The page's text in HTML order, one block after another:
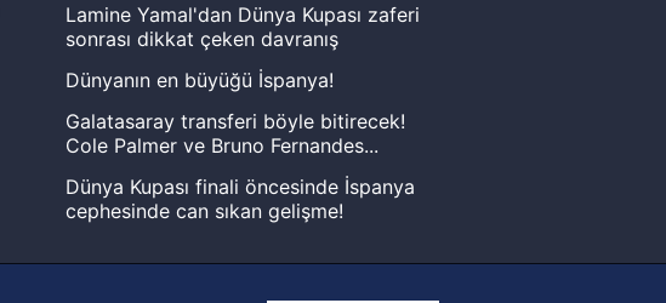
Lamine Yamal'dan Dünya Kupası zaferi
sonrası dikkat çeken davranış
Dünyanın en büyüğü İspanya!
Galatasaray transferi böyle bitirecek!
Cole Palmer ve Bruno Fernandes...
Dünya Kupası finali öncesinde İspanya
cephesinde can sıkan gelişme!